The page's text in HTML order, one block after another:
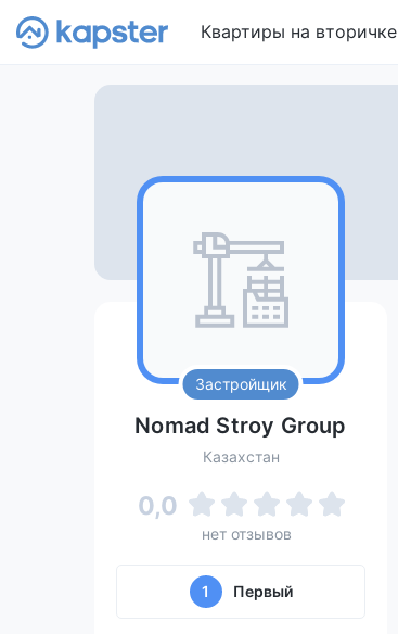
Квартиры на вторичке
Застройщик
Nomad Stroy Group
Казахстан
0,0
нет отзывов
1 Первый